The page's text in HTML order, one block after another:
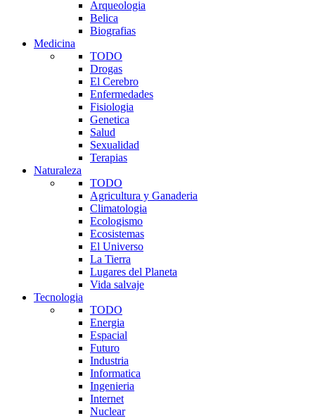
Arqueologia
Belica
Biografias
Medicina
TODO
Drogas
El Cerebro
Enfermedades
Fisiologia
Genetica
Salud
Sexualidad
Terapias
Naturaleza
TODO
Agricultura y Ganaderia
Climatologia
Ecologismo
Ecosistemas
El Universo
La Tierra
Lugares del Planeta
Vida salvaje
Tecnologia
TODO
Energia
Espacial
Futuro
Industria
Informatica
Ingenieria
Internet
Nuclear